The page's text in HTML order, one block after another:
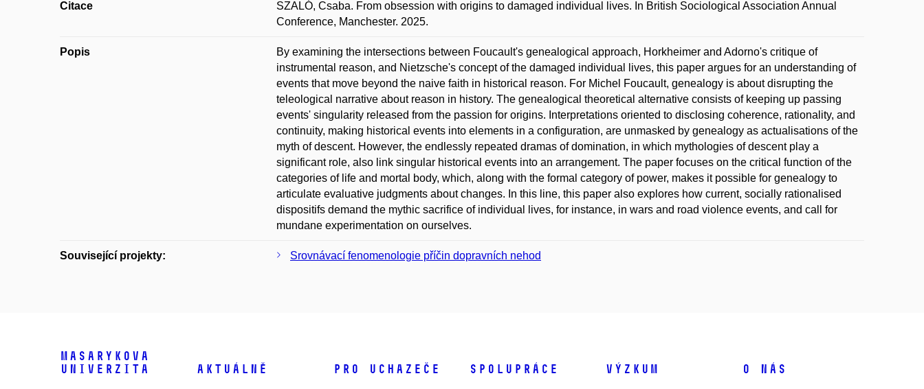
Citace
SZALÓ, Csaba. From obsession with origins to damaged individual lives. In British Sociological Association Annual
Conference, Manchester. 2025.
Popis
By examining the intersections between Foucault's genealogical approach, Horkheimer and Adorno's critique of
instrumental reason, and Nietzsche's concept of the damaged individual lives, this paper argues for an understanding of
events that move beyond the naive faith in historical reason. For Michel Foucault, genealogy is about disrupting the
teleological narrative about reason in history. The genealogical theoretical alternative consists of keeping up passing
events' singularity released from the passion for origins. Interpretations oriented to disclosing coherence, rationality, and
continuity, making historical events into elements in a configuration, are unmasked by genealogy as actualisations of the
myth of descent. However, the endlessly repeated dramas of domination, in which mythologies of descent play a
significant role, also link singular historical events into an arrangement. The paper focuses on the critical function of the
categories of life and mortal body, which, along with the formal category of power, makes it possible for genealogy to
articulate evaluative judgments about changes. In this line, this paper also explores how current, socially rationalised
dispositifs demand the mythic sacrifice of individual lives, for instance, in wars and road violence events, and call for
mundane experimentation on ourselves.
Související projekty: Srovnávací fenomenologie příčin dopravních nehod
Masarykova
univerzita
Aktuálně Pro uchazeče Spolupráce Výzkum O nás